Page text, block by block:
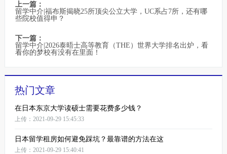
上一篇：
留学中介|福布斯揭晓25所顶尖公立大学，UC系占7所，还有哪
些院校值得申？
下一篇：
留学中介|2026泰晤士高等教育（THE）世界大学排名出炉，看
看你的梦校有没有在里面！
热门文章
在日本东京大学读硕士需要花费多少钱？
上传：2021-09-29 15:45:33
日本留学租房如何避免踩坑？最靠谱的方法在这
上传：2021-09-29 15:40:41